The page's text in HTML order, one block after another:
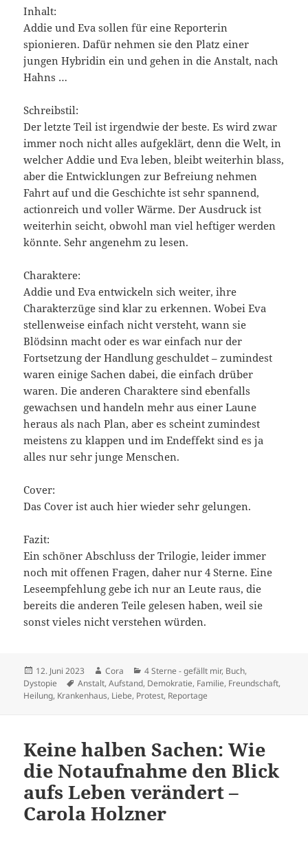
Inhalt:
Addie und Eva sollen für eine Reporterin
spionieren. Dafür nehmen sie den Platz einer
jungen Hybridin ein und gehen in die Anstalt, nach
Hahns …
Schreibstil:
Der letzte Teil ist irgendwie der beste. Es wird zwar
immer noch nicht alles aufgeklärt, denn die Welt, in
welcher Addie und Eva leben, bleibt weiterhin blass,
aber die Entwicklungen zur Befreiung nehmen
Fahrt auf und die Geschichte ist sehr spannend,
actionreich und voller Wärme. Der Ausdruck ist
weiterhin seicht, obwohl man viel heftiger werden
könnte. Sehr angenehm zu lesen.
Charaktere:
Addie und Eva entwickeln sich weiter, ihre
Charakterzüge sind klar zu erkennen. Wobei Eva
stellenweise einfach nicht versteht, wann sie
Blödsinn macht oder es war einfach nur der
Fortsetzung der Handlung geschuldet – zumindest
waren einige Sachen dabei, die einfach drüber
waren. Die anderen Charaktere sind ebenfalls
gewachsen und handeln mehr aus einer Laune
heraus als nach Plan, aber es scheint zumindest
meistens zu klappen und im Endeffekt sind es ja
alles nur sehr junge Menschen.
Cover:
Das Cover ist auch hier wieder sehr gelungen.
Fazit:
Ein schöner Abschluss der Trilogie, leider immer
noch mit offenen Fragen, daher nur 4 Sterne. Eine
Leseempfehlung gebe ich nur an Leute raus, die
bereits die anderen Teile gelesen haben, weil sie
sonst vieles nicht verstehen würden.
Veröffentlicht
am
12. Juni 2023 Autor
Cora Kategorien
4 Sterne - gefällt mir, Buch,
Dystopie
Schlagwörter
Anstalt,Aufstand, Demokratie, Familie, Freundschaft,
Heilung, Krankenhaus, Liebe, Protest, Reportage
Keine halben Sachen: Wie
die Notaufnahme den Blick
aufs Leben verändert –
Carola Holzner